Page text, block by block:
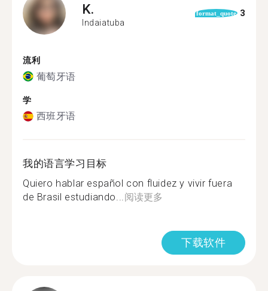
K.
Indaiatuba
format_quote 3
流利
葡萄牙语
学
西班牙语
我的语言学习目标
Quiero hablar español con fluidez y vivir fuera
de Brasil estudiando...阅读更多
下载软件